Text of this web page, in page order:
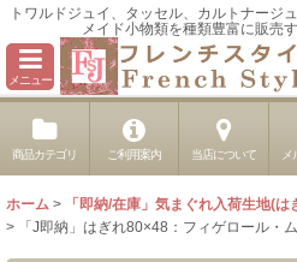
トワルドジュイ、タッセル、カルトナージ
メイド小物類を種類豊富に販売
メニュー
商品カテゴリ ご利用案内 当店について メ
ホーム > 「即納/在庫」気まぐれ入荷生地(は
>
「J即納」はぎれ80×48：フィゲロール・